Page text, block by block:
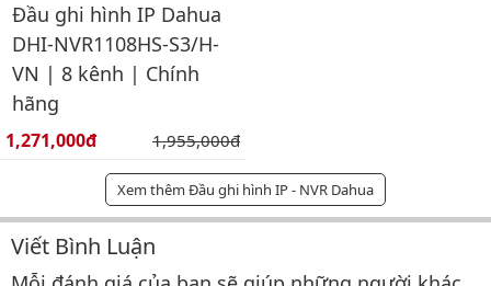
Đầu ghi hình IP Dahua
DHI-NVR1108HS-S3/H-
VN | 8 kênh | Chính
hãng
Giá bán:
1,271,000đ Giá gốc:
1,955,000đ
Xem thêm Đầu ghi hình IP - NVR Dahua
Bình luận & Đánh giá
Viết Bình Luận